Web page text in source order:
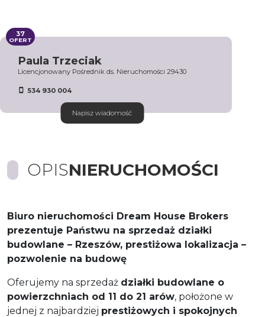
Paula Trzeciak
Licencjonowany Pośrednik ds. Nieruchomości 29430
534 930 004
Napisz wiadomość
37
OFERT
OPISNIERUCHOMOŚCI
Biuro nieruchomości Dream House Brokers
prezentuje Państwu na sprzedaż działki
budowlane – Rzeszów, prestiżowa lokalizacja –
pozwolenie na budowę
Oferujemy na sprzedaż działki budowlane o
powierzchniach od 11 do 21 arów, położone w
jednej z najbardziej prestiżowych i spokojnych